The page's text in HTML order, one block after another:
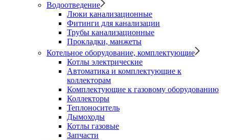
Водоотведение
Люки канализационные
Фитинги для канализации
Трубы канализационные
Прокладки, манжеты
Котельное оборудование, комплектующие
Котлы электрические
Автоматика и комплектующие к
коллекторам
Комплектующие к газовому оборудованию
Коллекторы
Теплоноситель
Дымоходы
Котлы газовые
Запчасти